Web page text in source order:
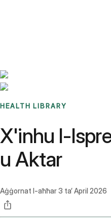
HEALTH LIBRARY
X'inhu l-
u Aktar
Aġġornat l-aħħar3 ta’ April 2026